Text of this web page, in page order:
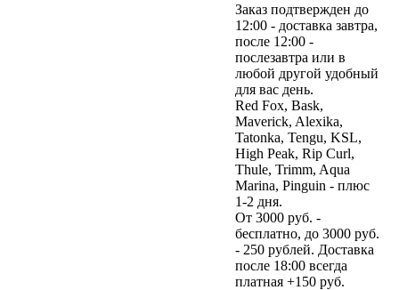
Заказ подтвержден до
12:00 - доставка завтра,
после 12:00 -
послезавтра или в
любой другой удобный
для вас день.
Red Fox, Bask,
Maverick, Alexika,
Tatonka, Tengu, KSL,
High Peak, Rip Curl,
Thule, Trimm, Aqua
Marina, Pinguin - плюс
1-2 дня.
От 3000 руб. -
бесплатно, до 3000 руб.
- 250 рублей. Доставка
после 18:00 всегда
платная +150 руб.